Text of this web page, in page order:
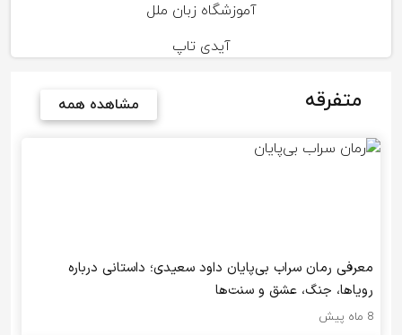
آموزشگاه زبان ملل
آیدی تاپ
متفرقه مشاهده همه
معرفی رمان سراب بی‌پایان داود سعیدی؛ داستانی درباره
رویاها، جنگ، عشق و سنت‌ها
8 ماه پیش